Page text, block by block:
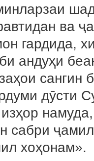
ва
гардида,
андуҳи
сангин
дӯсти
сабри
хоҳонам».